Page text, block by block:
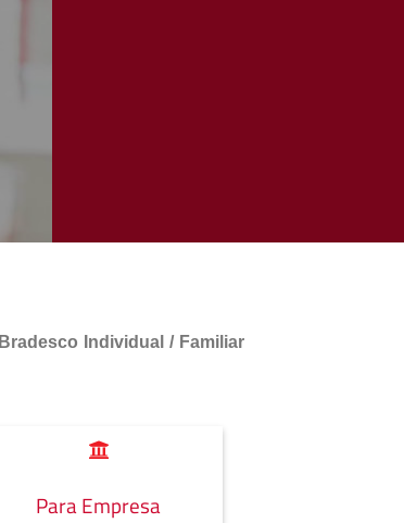
Bradesco Individual / Familiar
Para Empresa